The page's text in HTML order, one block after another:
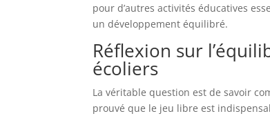
pour d’autres activités éducatives
un développement équilibré.
Réflexion sur
écoliers
La véritable question est de savoir
prouvé que le jeu libre est